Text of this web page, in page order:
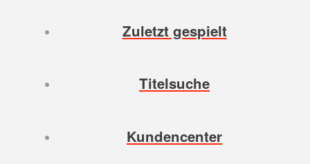
Zuletzt gespielt
Titelsuche
Kundencenter